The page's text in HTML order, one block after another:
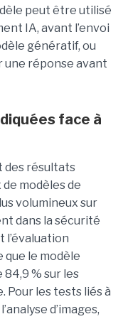
peut être utilisé
IA, avant l’envoi
génératif, ou
réponse avant
face à
des résultats
modèles de
volumineux sur
dans la sécurité
que le modèle
% sur les
Pour les tests liés à
d’images,